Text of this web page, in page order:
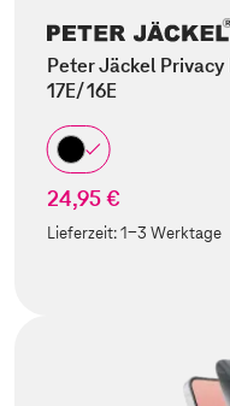
Peter Jäckel
17E/ 16E
24,95 €
Lieferzeit:1-3 Werktage